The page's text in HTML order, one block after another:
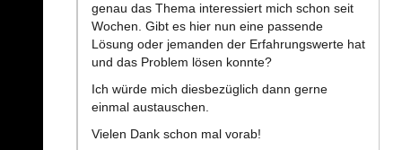
genau das Thema interessiert mich schon seit
Wochen. Gibt es hier nun eine passende
Lösung oder jemanden der Erfahrungswerte hat
und das Problem lösen konnte?
Ich würde mich diesbezüglich dann gerne
einmal austauschen.
Vielen Dank schon mal vorab!